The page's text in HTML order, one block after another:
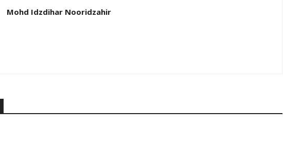
Mohd Idzdihar Nooridzahir